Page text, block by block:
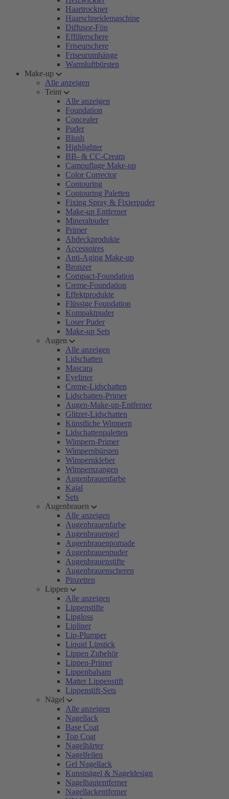
Haartrockner
Haarschneidemaschine
Diffusor-Fön
Effilierschere
Friseurschere
Friseurumhänge
Warmluftbürsten
Make-up
Alle anzeigen
Teint
Alle anzeigen
Foundation
Concealer
Puder
Blush
Highlighter
BB- & CC-Cream
Camouflage Make-up
Color Corrector
Contouring
Contouring Paletten
Fixing Spray & Fixierpuder
Make-up Entferner
Mineralpuder
Primer
Abdeckprodukte
Accessoires
Anti-Aging Make-up
Bronzer
Compact-Foundation
Creme-Foundation
Effektprodukte
Flüssige Foundation
Kompaktpuder
Loser Puder
Make-up Sets
Augen
Alle anzeigen
Lidschatten
Mascara
Eyeliner
Creme-Lidschatten
Lidschatten-Primer
Augen-Make-up-Entferner
Glitzer-Lidschatten
Künstliche Wimpern
Lidschattenpaletten
Wimpern-Primer
Wimpernbürsten
Wimpernkleber
Wimpernzangen
Augenbrauenfarbe
Kajal
Sets
Augenbrauen
Alle anzeigen
Augenbrauenfarbe
Augenbrauengel
Augenbrauenpomade
Augenbrauenpuder
Augenbrauenstifte
Augenbrauenscheren
Pinzetten
Lippen
Alle anzeigen
Lippenstifte
Lipgloss
Lipliner
Lip-Plumper
Liquid Lipstick
Lippen Zubehör
Lippen-Primer
Lippenbalsam
Matter Lippenstift
Lippenstift-Sets
Nägel
Alle anzeigen
Nagellack
Base Coat
Top Coat
Nagelhärter
Nagelfeilen
Gel Nagellack
Kunstnägel & Nageldesign
Nagelhautentferner
Nagellackentferner